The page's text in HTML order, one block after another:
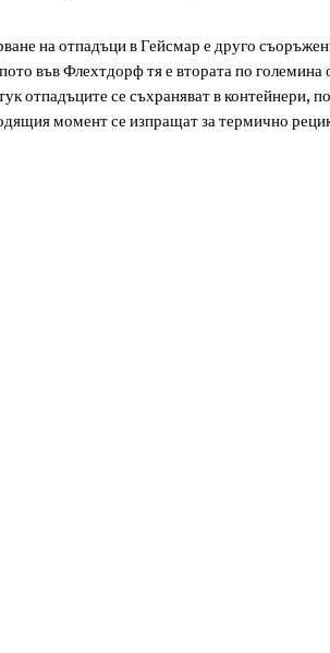
на отпадъци в Гейсмар е друго
във Флехтдорф тя е втората по
отпадъците се съхраняват в контейнери,
момент се изпращат за термично